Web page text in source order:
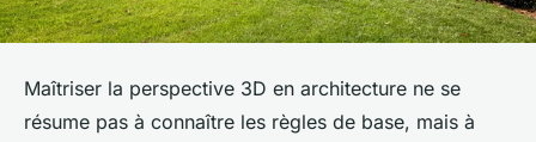
Maîtriser la perspective 3D en architecture ne se
résume pas à connaître les règles de base, mais à